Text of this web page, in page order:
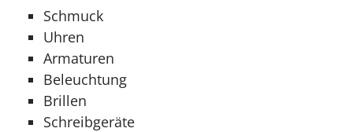
Schmuck
Uhren
Armaturen
Beleuchtung
Brillen
Schreibgeräte